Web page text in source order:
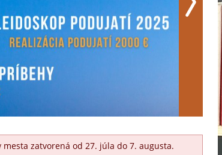
zatvorená od 27. júla do 7. augusta.